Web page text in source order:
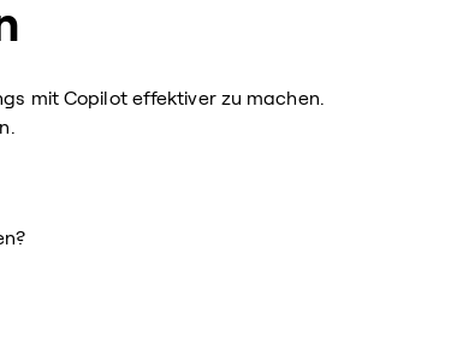
mit Copilot effektiver zu machen.